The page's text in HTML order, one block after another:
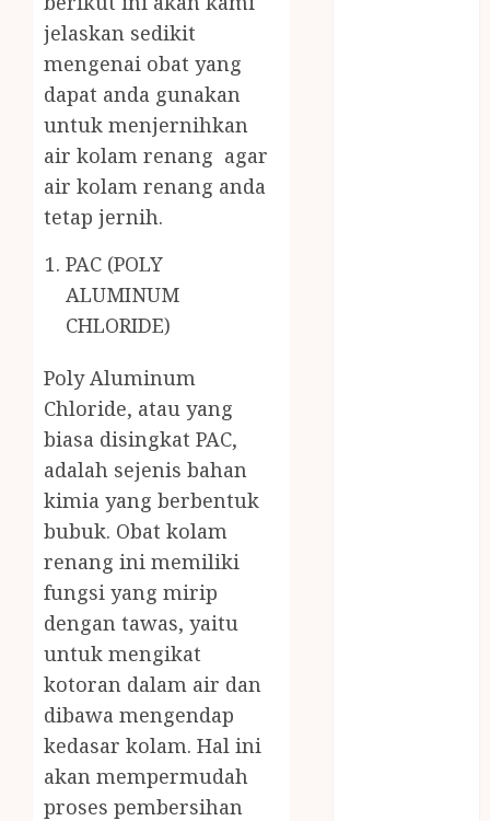
jelaskan sedikit
mengenai obat yang
dapat anda gunakan
untuk menjernihkan
air kolam renang agar
air kolam renang anda
tetap jernih.
PAC (POLY
ALUMINUM
CHLORIDE)
Poly Aluminum
Chloride, atau yang
biasa disingkat PAC,
adalah sejenis bahan
kimia yang berbentuk
bubuk. Obat kolam
renang ini memiliki
fungsi yang mirip
dengan tawas, yaitu
untuk mengikat
kotoran dalam air dan
dibawa mengendap
kedasar kolam. Hal ini
akan mempermudah
proses pembersihan